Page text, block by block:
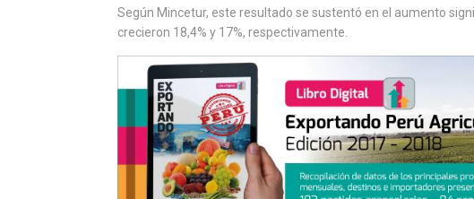
Según Mincetur, este resultado se sustentó en el aumento
crecieron 18,4% y 17%, respectivamente.